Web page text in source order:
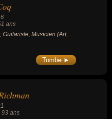
ans
Guitariste, Musicien (Art,
Tombe ►
, 93 ans